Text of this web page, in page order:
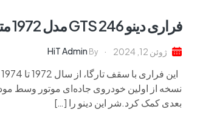
فراری دینو 246 GTS مدل 1972 متعلق به شر
ژوئن 12, 2024 By
HiT Admin
بعدی کمک کرد.شر این دینو را […]